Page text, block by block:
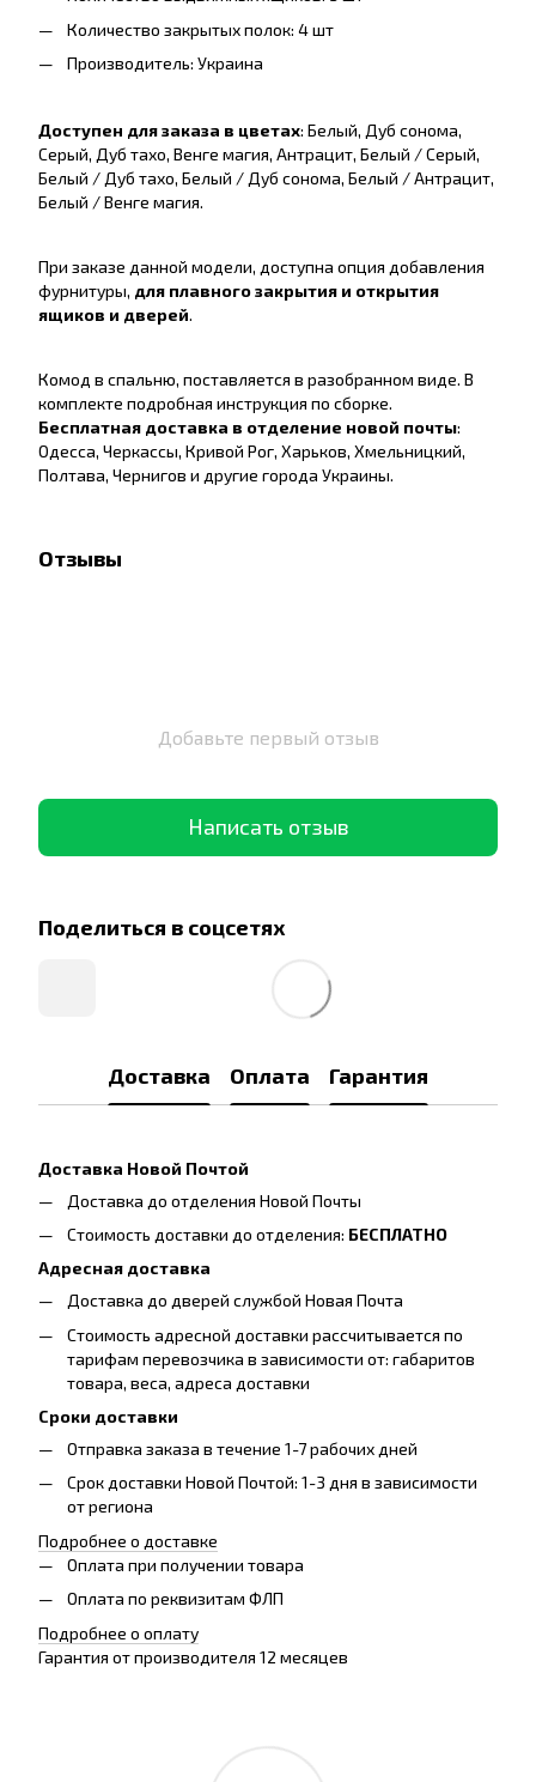
Количество закрытых полок: 4 шт
Производитель: Украина
Доступен для заказа в цветах: Белый, Дуб сонома,
Серый, Дуб тахо, Венге магия, Антрацит, Белый / Серый,
Белый / Дуб тахо, Белый / Дуб сонома, Белый / Антрацит,
Белый / Венге магия.
При заказе данной модели, доступна опция добавления
фурнитуры, для плавного закрытия и открытия
ящиков и дверей.
Комод в спальню, поставляется в разобранном виде. В
комплекте подробная инструкция по сборке.
Бесплатная доставка в отделение новой почты:
Одесса, Черкассы, Кривой Рог, Харьков, Хмельницкий,
Полтава, Чернигов и другие города Украины.
Отзывы
Добавьте первый отзыв
Написать отзыв
Поделиться в соцсетях
Доставка Оплата Гарантия
Доставка Новой Почтой
Доставка до отделения Новой Почты
Стоимость доставки до отделения: БЕСПЛАТНО
Адресная доставка
Доставка до дверей службой Новая Почта
Стоимость адресной доставки рассчитывается по
тарифам перевозчика в зависимости от: габаритов
товара, весa, адреса доставки
Сроки доставки
Отправка заказа в течение 1-7 рабочих дней
Срок доставки Новой Почтой: 1-3 дня в зависимости
от региона
Подробнее о доставке
Оплата при получении товара
Оплата по реквизитам ФЛП
Подробнее о оплату
Гарантия от производителя 12 месяцев